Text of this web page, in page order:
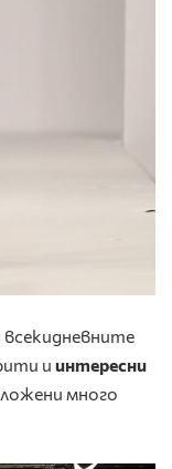
и интересни
много